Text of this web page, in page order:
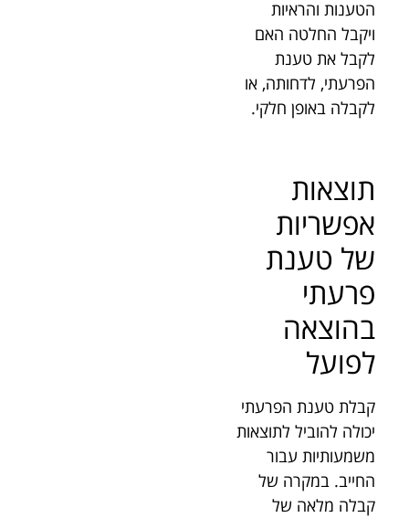
הטענות והראיות
ויקבל החלטה האם
לקבל את טענת
הפרעתי, לדחותה, או
לקבלה באופן חלקי.
תוצאות
אפשריות
של טענת
פרעתי
בהוצאה
לפועל
קבלת טענת הפרעתי
יכולה להוביל לתוצאות
משמעותיות עבור
החייב. במקרה של
קבלה מלאה של